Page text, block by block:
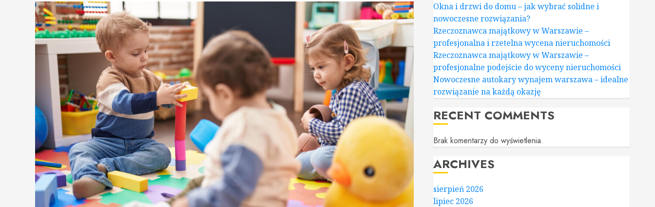
Okna i drzwi do domu – jak wybrać solidne i
nowoczesne rozwiązania?
Rzeczoznawca majątkowy w Warszawie –
profesjonalna i rzetelna wycena nieruchomości
Rzeczoznawca majątkowy w Warszawie –
profesjonalne podejście do wyceny nieruchomości
Nowoczesne autokary wynajem warszawa – idealne
rozwiązanie na każdą okazję
RECENT COMMENTS
Brak komentarzy do wyświetlenia.
ARCHIVES
sierpień 2026
lipiec 2026